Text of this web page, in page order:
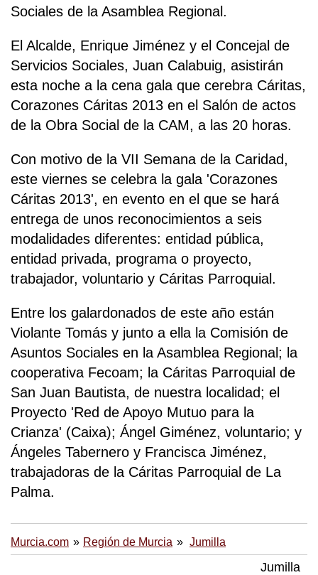
Sociales de la Asamblea Regional.
El Alcalde, Enrique Jiménez y el Concejal de
Servicios Sociales, Juan Calabuig, asistirán
esta noche a la cena gala que cerebra Cáritas,
Corazones Cáritas 2013 en el Salón de actos
de la Obra Social de la CAM, a las 20 horas.
Con motivo de la VII Semana de la Caridad,
este viernes se celebra la gala 'Corazones
Cáritas 2013', en evento en el que se hará
entrega de unos reconocimientos a seis
modalidades diferentes: entidad pública,
entidad privada, programa o proyecto,
trabajador, voluntario y Cáritas Parroquial.
Entre los galardonados de este año están
Violante Tomás y junto a ella la Comisión de
Asuntos Sociales en la Asamblea Regional; la
cooperativa Fecoam; la Cáritas Parroquial de
San Juan Bautista, de nuestra localidad; el
Proyecto 'Red de Apoyo Mutuo para la
Crianza' (Caixa); Ángel Giménez, voluntario; y
Ángeles Tabernero y Francisca Jiménez,
trabajadoras de la Cáritas Parroquial de La
Palma.
Murcia.com Región de Murcia Jumilla
Jumilla